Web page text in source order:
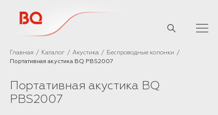
Главная Каталог Акустика
Беспроводные колонки
Портативная акустика BQ PBS2007
Портативная акустика BQ
PBS2007